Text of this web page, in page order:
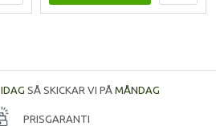
IDAG SÅ SKICKAR VI PÅ MÅNDAG
PRISGARANTI